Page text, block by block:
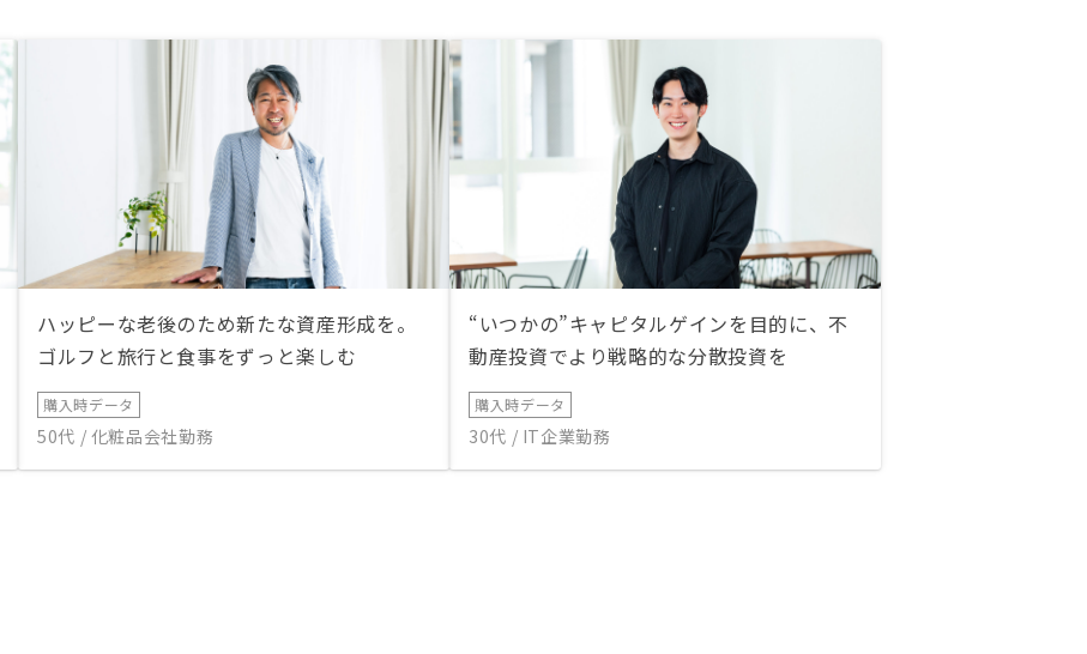
ハッピーな老後のため新たな資産形成を。
ゴルフと旅行と食事をずっと楽しむ
購入時データ
50代 / 化粧品会社勤務
“いつかの”キャピタルゲインを目的に、不
動産投資でより戦略的な分散投資を
購入時データ
30代 / IT企業勤務